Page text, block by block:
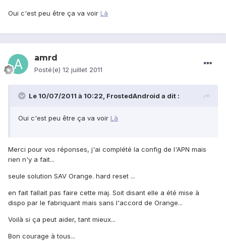
Oui c'est peu être ça va voir Là
amrd
Posté(e) 12 juillet 2011
Le 10/07/2011 à 10:22, FrostedAndroid a dit :
Oui c'est peu être ça va voir Là
Merci pour vos réponses, j'ai complété la config de l'APN mais
rien n'y a fait...
seule solution SAV Orange. hard reset ...
en fait fallait pas faire cette maj. Soit disant elle a été mise à
dispo par le fabriquant mais sans l'accord de Orange...
Voilà si ça peut aider, tant mieux...
Bon courage à tous...